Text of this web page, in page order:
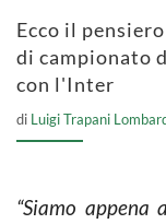
Ecco il
di campionato
con l'Inter
di Luigi Trapani
“Siamo appena